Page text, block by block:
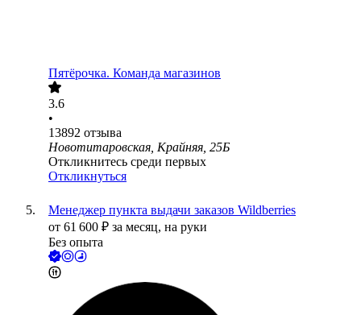
Пятёрочка. Команда магазинов
3.6
•
13892 отзыва
Новотитаровская, Крайняя, 25Б
Откликнитесь среди первых
Откликнуться
Менеджер пункта выдачи заказов Wildberries
от 61 600 ₽ за месяц, на руки
Без опыта